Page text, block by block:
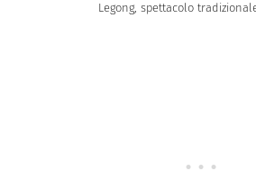
Legong, spettacolo